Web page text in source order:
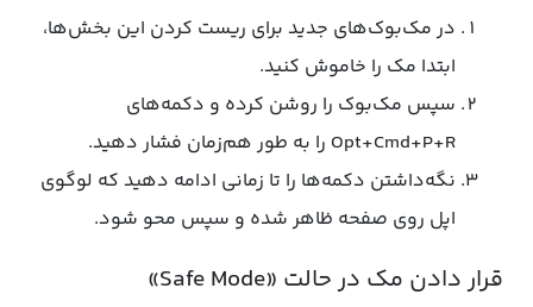
در مک‌بوک‌های جدید برای ریست کردن این بخش‌ها،
ابتدا مک را خاموش کنید.
سپس مک‌بوک را روشن کرده و دکمه‌های
Opt+Cmd+P+R را به طور هم‌زمان‌ فشار دهید.
نگه‌داشتن دکمه‌ها را تا زمانی ادامه دهید که لوگوی
اپل روی صفحه ظاهر شده و سپس محو شود.
قرار دادن مک در حالت «Safe Mode»